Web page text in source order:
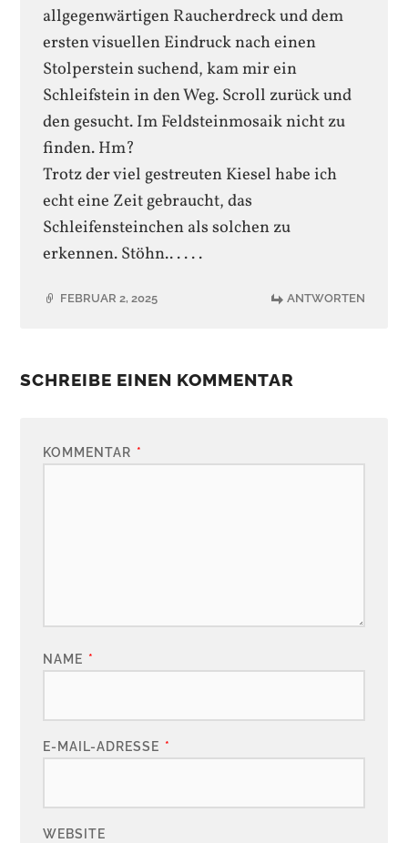
allgegenwärtigen Raucherdreck und dem
ersten visuellen Eindruck nach einen
Stolperstein suchend, kam mir ein
Schleifstein in den Weg. Scroll zurück und
den gesucht. Im Feldsteinmosaik nicht zu
finden. Hm?
Trotz der viel gestreuten Kiesel habe ich
echt eine Zeit gebraucht, das
Schleifensteinchen als solchen zu
erkennen. Stöhn.. . . . .
FEBRUAR 2, 2025 ANTWORTEN
SCHREIBE EINEN KOMMENTAR
KOMMENTAR *
NAME *
E-MAIL-ADRESSE *
WEBSITE